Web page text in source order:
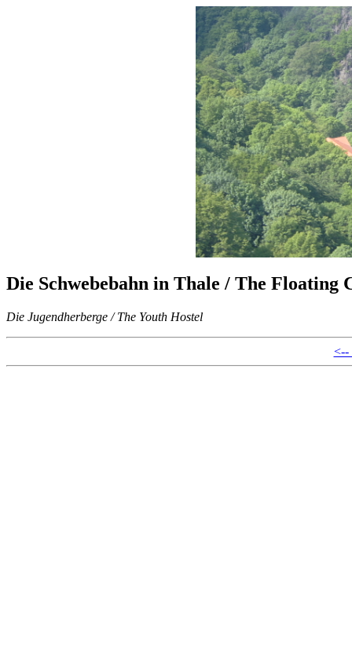
Die Schwebebahn in Thale / The Floating
Die Jugendherberge / The Youth Hostel
<--